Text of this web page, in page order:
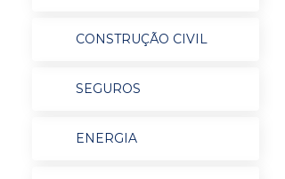
CONSTRUÇÃO CIVIL
SEGUROS
ENERGIA